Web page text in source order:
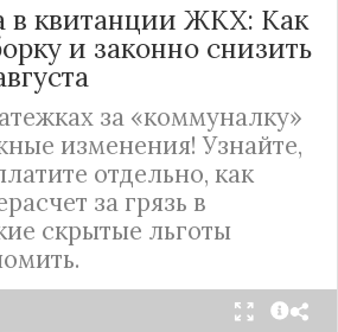
в квитанции ЖКХ: Как
и законно снизить
за «коммуналку»
изменения! Узнайте,
отдельно, как
за грязь в
скрытые льготы